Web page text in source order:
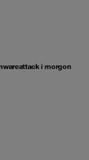
i morgon